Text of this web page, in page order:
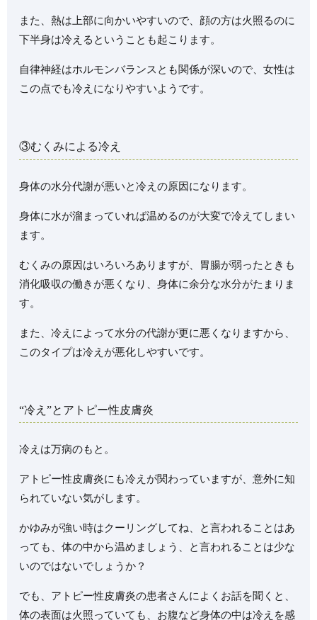
また、熱は上部に向かいやすいので、顔の方は火照るのに
下半身は冷えるということも起こります。
自律神経はホルモンバランスとも関係が深いので、女性は
この点でも冷えになりやすいようです。
③むくみによる冷え
身体の水分代謝が悪いと冷えの原因になります。
身体に水が溜まっていれば温めるのが大変で冷えてしまい
ます。
むくみの原因はいろいろありますが、胃腸が弱ったときも
消化吸収の働きが悪くなり、身体に余分な水分がたまりま
す。
また、冷えによって水分の代謝が更に悪くなりますから、
このタイプは冷えが悪化しやすいです。
“冷え”とアトピー性皮膚炎
冷えは万病のもと。
アトピー性皮膚炎にも冷えが関わっていますが、意外に知
られていない気がします。
かゆみが強い時はクーリングしてね、と言われることはあ
っても、体の中から温めましょう、と言われることは少な
いのではないでしょうか？
でも、アトピー性皮膚炎の患者さんによくお話を聞くと、
体の表面は火照っていても、お腹など身体の中は冷えを感